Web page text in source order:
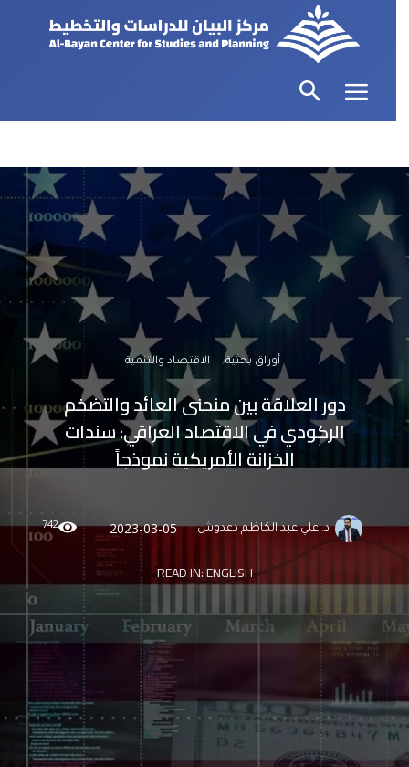
أوراق بحثية الاقتصاد والتنمية
دور العلاقة بين منحنى العائد والتضخم
الركودي في الاقتصاد العراقي: سندات
الخزانة الأمريكية نموذجاً
د. علي عبد الكاظم دعدوش 2023-03-05
742
READ IN:ENGLISH